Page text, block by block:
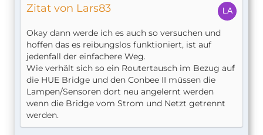
Zitat von Lars83
Okay dann werde ich es auch so versuchen und
hoffen das es reibungslos funktioniert, ist auf
jedenfall der einfachere Weg.
Wie verhält sich so ein Routertausch im Bezug auf
die HUE Bridge und den Conbee II müssen die
Lampen/Sensoren dort neu angelernt werden
wenn die Bridge vom Strom und Netzt getrennt
werden.